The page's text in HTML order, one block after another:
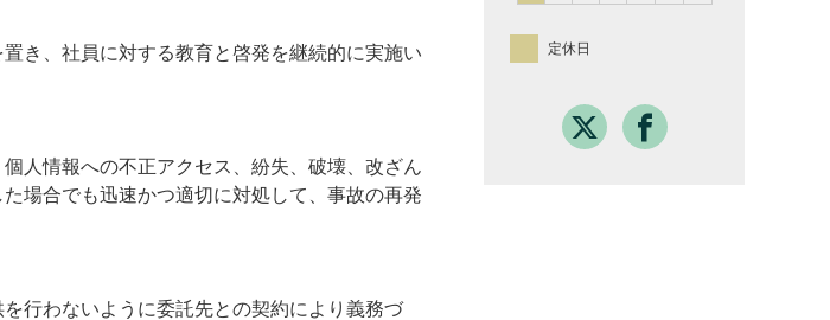
き、社員に対する教育と啓発を継続的に実施い
人情報への不正アクセス、紛失、破壊、改ざん
場合でも迅速かつ適切に対処して、事故の再発
行わないように委託先との契約により義務づ
定休日